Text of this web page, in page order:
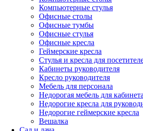
Компьютерные стулья
Офисные столы
Офисные тумбы
Офисные стулья
Офисные кресла
Геймерские кресла
Стулья и кресла для
Кабинеты руководителя
Кресло руководителя
Мебель для персонала
Недорогая мебель для кабинета
Недорогие кресла для
Недорогие геймерские кресла
Вешалка